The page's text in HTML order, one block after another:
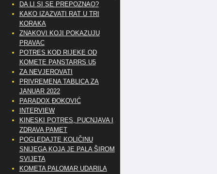
DA LI SI SE PREPOZNAO?
KAKO IZAZVATI RAT U TRI
KORAKA
ZNAKOVI KOJI POKAZUJU
PRAVAC
POTRES KOD RIJEKE OD
KOMETE PANSTARRS U5
ZA NEVJEROVATI
PRIVREMENA TABLICA ZA
JANUAR 2022
PARADOX ĐOKOVIĆ
INTERVIEW
KINESKI POTRES, PUCNJAVA I
ZDRAVA PAMET
POGLEDAJTE KOLIČINU
SNIJEGA KOJA JE PALA ŠIROM
SVIJETA
KOMETA PALOMAR UDARILA